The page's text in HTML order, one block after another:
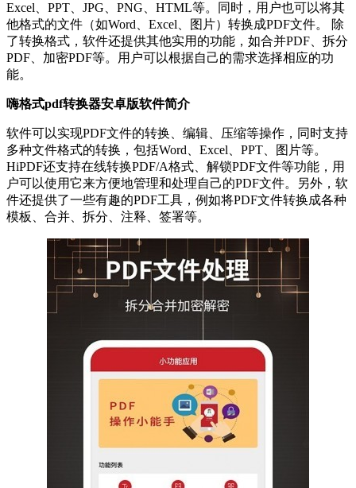
Excel、PPT、JPG、PNG、HTML等。同时，用户也可以将其
他格式的文件（如Word、Excel、图片）转换成PDF文件。 除
了转换格式，软件还提供其他实用的功能，如合并PDF、拆分
PDF、加密PDF等。用户可以根据自己的需求选择相应的功
能。
嗨格式pdf转换器安卓版软件简介
软件可以实现PDF文件的转换、编辑、压缩等操作，同时支持
多种文件格式的转换，包括Word、Excel、PPT、图片等。
HiPDF还支持在线转换PDF/A格式、解锁PDF文件等功能，用
户可以使用它来方便地管理和处理自己的PDF文件。另外，软
件还提供了一些有趣的PDF工具，例如将PDF文件转换成各种
模板、合并、拆分、注释、签署等。